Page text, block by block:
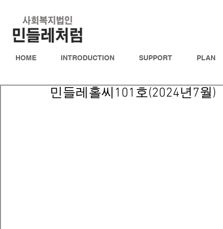
HOME INTRODUCTION SUPPORT PLAN
민들레홀씨101호(2024년7월)